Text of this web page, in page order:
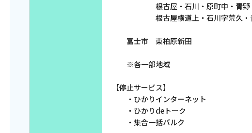
根古屋・石川・原町中・青野・今
根古屋横道上・石川字荒久・青野
富士市 東柏原新田
※各一部地域
【停止サービス】
・ひかりインターネット
・ひかりdeトーク
・集合一括バルク